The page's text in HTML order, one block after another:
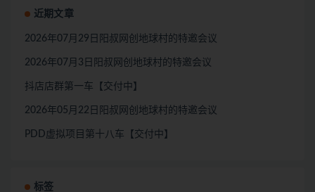
近期文章
2026年07月29日阳叔网创地球村的特邀会议
2026年07月3日阳叔网创地球村的特邀会议
抖店店群第一车【交付中】
2026年05月22日阳叔网创地球村的特邀会议
PDD虚拟项目第十八车【交付中】
标签